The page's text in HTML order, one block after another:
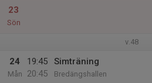
23
Sön
v.48
24
Mån
19:45
20:45
Simträning
Bredängshallen